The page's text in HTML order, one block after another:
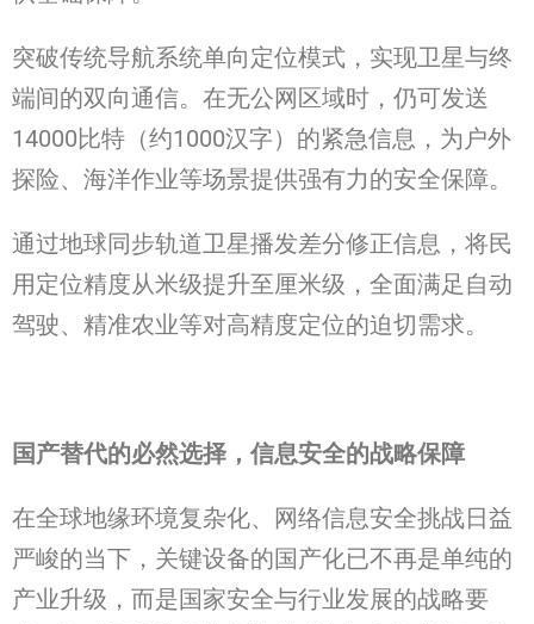
突破传统导航系统单向定位模式，实现卫星与终
端间的双向通信。在无公网区域时，仍可发送
14000比特（约1000汉字）的紧急信息，为户外
探险、海洋作业等场景提供强有力的安全保障。
通过地球同步轨道卫星播发差分修正信息，将民
用定位精度从米级提升至厘米级，全面满足自动
驾驶、精准农业等对高精度定位的迫切需求。
国产替代的必然选择，信息安全的战略保障
在全球地缘环境复杂化、网络信息安全挑战日益
严峻的当下，关键设备的国产化已不再是单纯的
产业升级，而是国家安全与行业发展的战略要